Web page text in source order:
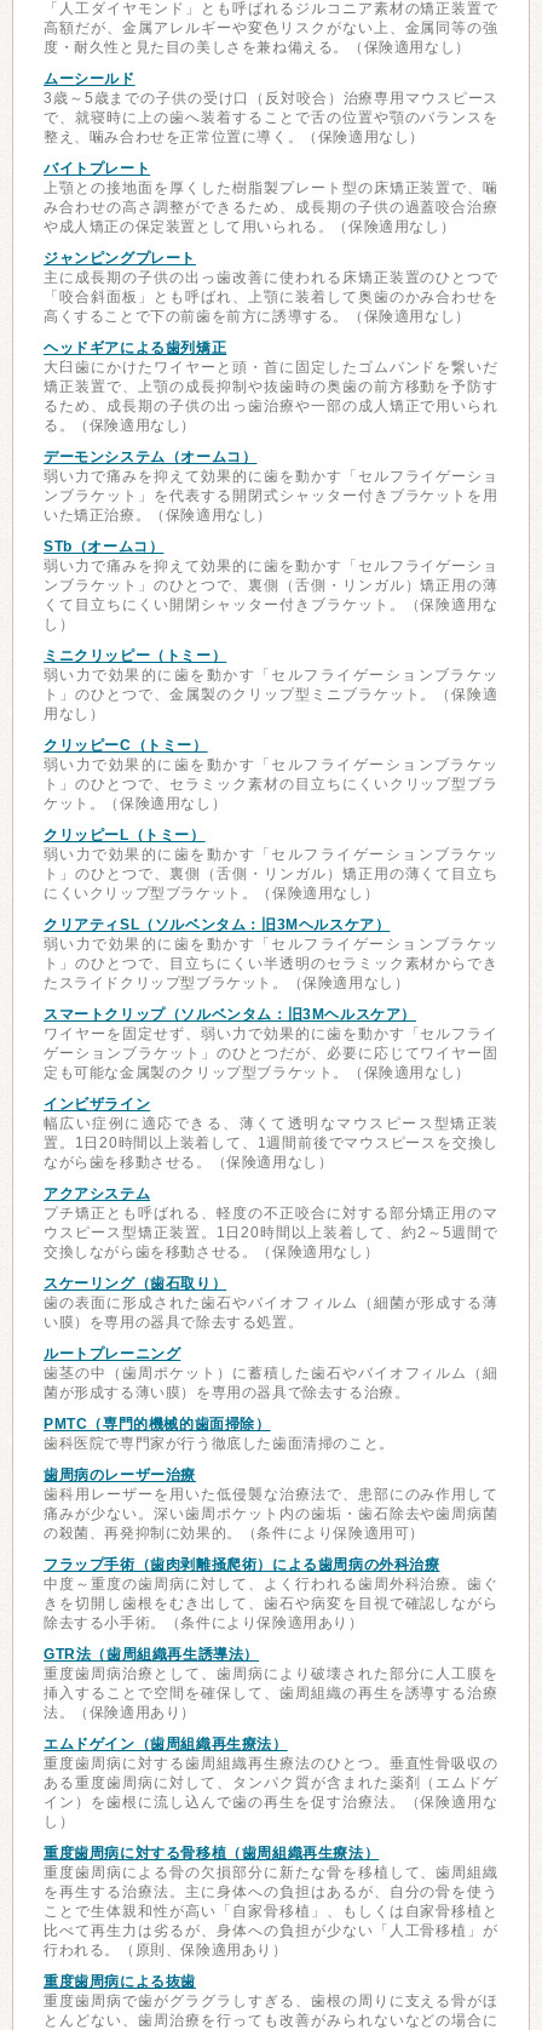
「人工ダイヤモンド」とも呼ばれるジルコニア素材の矯正装置で
高額だが、金属アレルギーや変色リスクがない上、金属同等の強
度・耐久性と見た目の美しさを兼ね備える。（保険適用なし）
ムーシールド
3歳～5歳までの子供の受け口（反対咬合）治療専用マウスピース
で、就寝時に上の歯へ装着することで舌の位置や顎のバランスを
整え、噛み合わせを正常位置に導く。（保険適用なし）
バイトプレート
上顎との接地面を厚くした樹脂製プレート型の床矯正装置で、噛
み合わせの高さ調整ができるため、成長期の子供の過蓋咬合治療
や成人矯正の保定装置として用いられる。（保険適用なし）
ジャンピングプレート
主に成長期の子供の出っ歯改善に使われる床矯正装置のひとつで
「咬合斜面板」とも呼ばれ、上顎に装着して奥歯のかみ合わせを
高くすることで下の前歯を前方に誘導する。（保険適用なし）
ヘッドギアによる歯列矯正
大臼歯にかけたワイヤーと頭・首に固定したゴムバンドを繋いだ
矯正装置で、上顎の成長抑制や抜歯時の奥歯の前方移動を予防す
るため、成長期の子供の出っ歯治療や一部の成人矯正で用いられ
る。（保険適用なし）
デーモンシステム（オームコ）
弱い力で痛みを抑えて効果的に歯を動かす「セルフライゲーショ
ンブラケット」を代表する開閉式シャッター付きブラケットを用
いた矯正治療。（保険適用なし）
STb（オームコ）
弱い力で痛みを抑えて効果的に歯を動かす「セルフライゲーショ
ンブラケット」のひとつで、裏側（舌側・リンガル）矯正用の薄
くて目立ちにくい開閉シャッター付きブラケット。（保険適用な
し）
ミニクリッピー（トミー）
弱い力で効果的に歯を動かす「セルフライゲーションブラケッ
ト」のひとつで、金属製のクリップ型ミニブラケット。（保険適
用なし）
クリッピーC（トミー）
弱い力で効果的に歯を動かす「セルフライゲーションブラケッ
ト」のひとつで、セラミック素材の目立ちにくいクリップ型ブラ
ケット。（保険適用なし）
クリッピーL（トミー）
弱い力で効果的に歯を動かす「セルフライゲーションブラケッ
ト」のひとつで、裏側（舌側・リンガル）矯正用の薄くて目立ち
にくいクリップ型ブラケット。（保険適用なし）
クリアティSL（ソルベンタム：旧3Mヘルスケア）
弱い力で効果的に歯を動かす「セルフライゲーションブラケッ
ト」のひとつで、目立ちにくい半透明のセラミック素材からでき
たスライドクリップ型ブラケット。（保険適用なし）
スマートクリップ（ソルベンタム：旧3Mヘルスケア）
ワイヤーを固定せず、弱い力で効果的に歯を動かす「セルフライ
ゲーションブラケット」のひとつだが、必要に応じてワイヤー固
定も可能な金属製のクリップ型ブラケット。（保険適用なし）
インビザライン
幅広い症例に適応できる、薄くて透明なマウスピース型矯正装
置。1日20時間以上装着して、1週間前後でマウスピースを交換し
ながら歯を移動させる。（保険適用なし）
アクアシステム
プチ矯正とも呼ばれる、軽度の不正咬合に対する部分矯正用のマ
ウスピース型矯正装置。1日20時間以上装着して、約2～5週間で
交換しながら歯を移動させる。（保険適用なし）
スケーリング（歯石取り）
歯の表面に形成された歯石やバイオフィルム（細菌が形成する薄
い膜）を専用の器具で除去する処置。
ルートプレーニング
歯茎の中（歯周ポケット）に蓄積した歯石やバイオフィルム（細
菌が形成する薄い膜）を専用の器具で除去する治療。
PMTC（専門的機械的歯面掃除）
歯科医院で専門家が行う徹底した歯面清掃のこと。
歯周病のレーザー治療
歯科用レーザーを用いた低侵襲な治療法で、患部にのみ作用して
痛みが少ない。深い歯周ポケット内の歯垢・歯石除去や歯周病菌
の殺菌、再発抑制に効果的。（条件により保険適用可）
フラップ手術（歯肉剥離掻爬術）による歯周病の外科治療
中度～重度の歯周病に対して、よく行われる歯周外科治療。歯ぐ
きを切開し歯根をむき出して、歯石や病変を目視で確認しながら
除去する小手術。（条件により保険適用あり）
GTR法（歯周組織再生誘導法）
重度歯周病治療として、歯周病により破壊された部分に人工膜を
挿入することで空間を確保して、歯周組織の再生を誘導する治療
法。（保険適用あり）
エムドゲイン（歯周組織再生療法）
重度歯周病に対する歯周組織再生療法のひとつ。垂直性骨吸収の
ある重度歯周病に対して、タンパク質が含まれた薬剤（エムドゲ
イン）を歯根に流し込んで歯の再生を促す治療法。（保険適用な
し）
重度歯周病に対する骨移植（歯周組織再生療法）
重度歯周病による骨の欠損部分に新たな骨を移植して、歯周組織
を再生する治療法。主に身体への負担はあるが、自分の骨を使う
ことで生体親和性が高い「自家骨移植」、もしくは自家骨移植と
比べて再生力は劣るが、身体への負担が少ない「人工骨移植」が
行われる。（原則、保険適用あり）
重度歯周病による抜歯
重度歯周病で歯がグラグラしすぎる、歯根の周りに支える骨がほ
とんどない、歯周治療を行っても改善がみられないなどの場合に